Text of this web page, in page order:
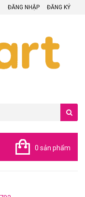
ĐĂNG NHẬP ĐĂNG KÝ
0 sản phẩm